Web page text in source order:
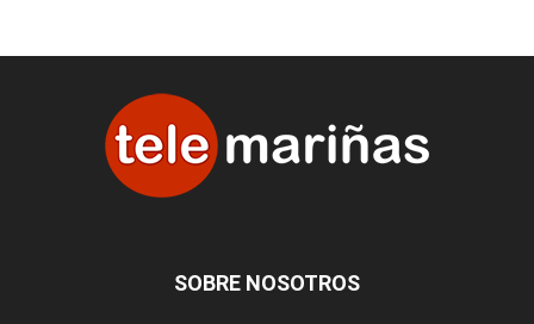
SOBRE NOSOTROS